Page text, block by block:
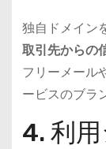
独自ドメイン
取引先からの
フリーメール
ービスのブラ
4. 利